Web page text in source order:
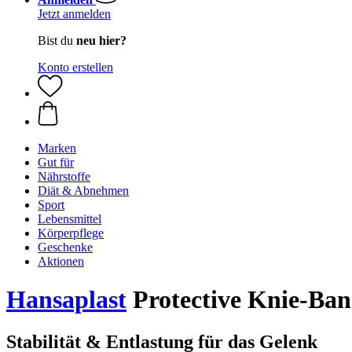
Jetzt anmelden
Bist du neu hier?
Konto erstellen
Marken
Gut für
Nährstoffe
Diät & Abnehmen
Sport
Lebensmittel
Körperpflege
Geschenke
Aktionen
Hansaplast Protective Knie-
Stabilität & Entlastung für das Gelenk